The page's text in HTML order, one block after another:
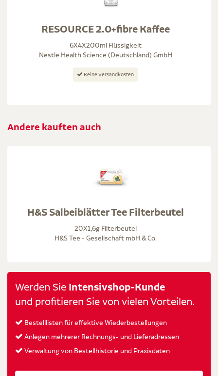
RESOURCE 2.0+fibre Kaffee
6X4X200ml Flüssigkeit
Nestle Health Science (Deutschland) GmbH
Keine Versandkosten
Andere kauften auch
H&S Salbeiblätter Tee Filterbeutel
20X1,6g Filterbeutel
H&S Tee - Gesellschaft mbH & Co.
Werden Sie Intensivshop-Kunde
und profitieren Sie von vielen Vorteilen.
Bestelllisten für effektive Wiederbestellungen
Anlegen mehrerer Rechnungs- und Lieferadressen
Verwaltung von Bestellhistorie und Praxisdaten